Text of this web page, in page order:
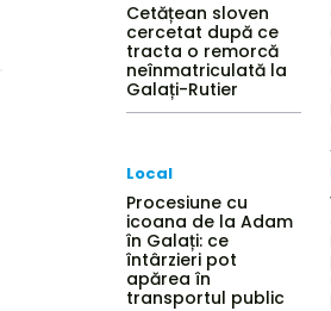
Cetățean sloven
cercetat după ce
tracta o remorcă
neînmatriculată la
Galați-Rutier
Local
Procesiune cu
icoana de la Adam
în Galați: ce
întârzieri pot
apărea în
transportul public